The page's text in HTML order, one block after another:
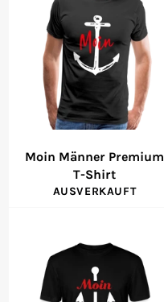
Moin Männer Premium
T-Shirt
AUSVERKAUFT